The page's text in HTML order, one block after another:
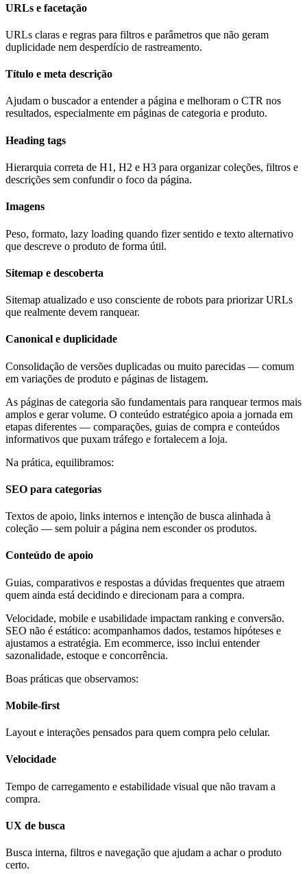
URLs e facetação
URLs claras e regras para filtros e parâmetros que não geram
duplicidade nem desperdício de rastreamento.
Título e meta descrição
Ajudam o buscador a entender a página e melhoram o CTR nos
resultados, especialmente em páginas de categoria e produto.
Heading tags
Hierarquia correta de H1, H2 e H3 para organizar coleções, filtros e
descrições sem confundir o foco da página.
Imagens
Peso, formato, lazy loading quando fizer sentido e texto alternativo
que descreve o produto de forma útil.
Sitemap e descoberta
Sitemap atualizado e uso consciente de robots para priorizar URLs
que realmente devem ranquear.
Canonical e duplicidade
Consolidação de versões duplicadas ou muito parecidas — comum
em variações de produto e páginas de listagem.
As páginas de categoria são fundamentais para ranquear termos mais
amplos e gerar volume. O conteúdo estratégico apoia a jornada em
etapas diferentes — comparações, guias de compra e conteúdos
informativos que puxam tráfego e fortalecem a loja.
Na prática, equilibramos:
SEO para categorias
Textos de apoio, links internos e intenção de busca alinhada à
coleção — sem poluir a página nem esconder os produtos.
Conteúdo de apoio
Guias, comparativos e respostas a dúvidas frequentes que atraem
quem ainda está decidindo e direcionam para a compra.
Velocidade, mobile e usabilidade impactam ranking e conversão.
SEO não é estático: acompanhamos dados, testamos hipóteses e
ajustamos a estratégia. Em ecommerce, isso inclui entender
sazonalidade, estoque e concorrência.
Boas práticas que observamos:
Mobile-first
Layout e interações pensados para quem compra pelo celular.
Velocidade
Tempo de carregamento e estabilidade visual que não travam a
compra.
UX de busca
Busca interna, filtros e navegação que ajudam a achar o produto
certo.